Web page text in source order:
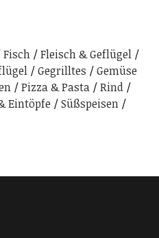
Fisch
Fleisch & Geflügel
Gegrilltes
Gemüse
Pizza & Pasta
Rind
Eintöpfe
Süßspeisen